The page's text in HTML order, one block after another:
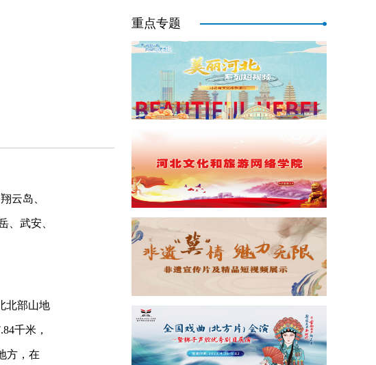
云岛、
、武安、
北部山地
千米，
方，在
重点专题